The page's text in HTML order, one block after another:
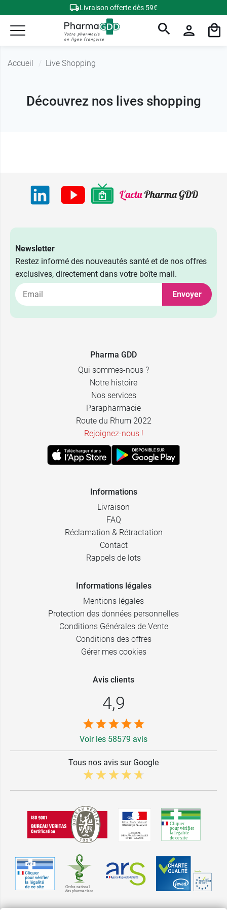
Livraison offerte dès 59€
Accueil Live Shopping
Découvrez nos lives shopping
Newsletter
Restez informé des nouveautés santé et de nos offres
exclusives, directement dans votre boîte mail.
Envoyer
Pharma GDD
Qui sommes-nous ?
Notre histoire
Nos services
Parapharmacie
Route du Rhum 2022
Rejoignez-nous !
Informations
Livraison
FAQ
Réclamation & Rétractation
Contact
Rappels de lots
Informations légales
Mentions légales
Protection des données personnelles
Conditions Générales de Vente
Conditions des offres
Gérer mes cookies
Avis clients
4,9
Voir les 58579 avis
Tous nos avis sur Google